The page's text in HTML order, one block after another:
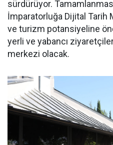
sürdürüyor.
İmparatorluğa Dijital Tarih
ve turizm potansiyeline
yerli ve yabancı
merkezi olacak.